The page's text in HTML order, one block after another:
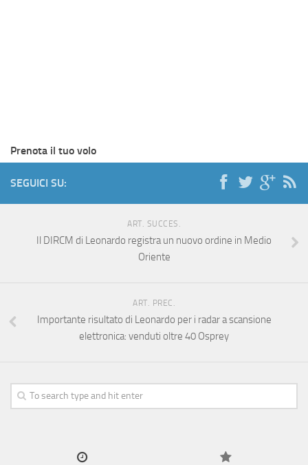
Prenota il tuo volo
SEGUICI SU:
ART. SUCCES.
Il DIRCM di Leonardo registra un nuovo ordine in Medio
Oriente
ART. PREC.
Importante risultato di Leonardo per i radar a scansione
elettronica: venduti oltre 40 Osprey